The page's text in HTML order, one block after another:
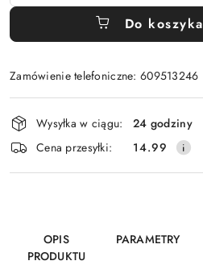
Do koszyka
Zamówienie telefoniczne: 609513246
Wyślij
Dostępność
i
dostawa
Wysyłka w ciągu:
24 godziny
Cena przesyłki:
14.99
OPIS
PRODUKTU
PARAMETRY